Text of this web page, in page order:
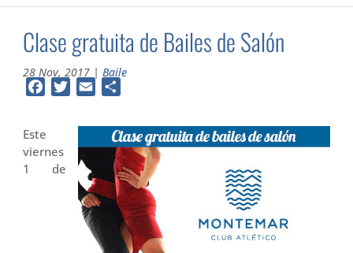
Clase gratuita de Bailes de Salón
28 Nov, 2017 |Baile
FacebookTwitterEmail
Este
viernes
1 de